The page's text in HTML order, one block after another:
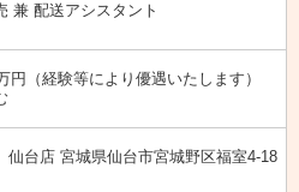
兼 配送アシスタント
円（経験等により優遇いたします）
台店 宮城県仙台市宮城野区福室4-18